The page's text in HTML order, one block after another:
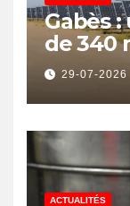
Gabès
de 340
pour
emplois
29-07-2026
ACTUALITÉS